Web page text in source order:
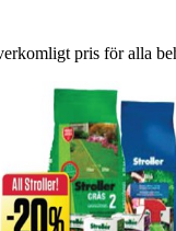
pris för alla